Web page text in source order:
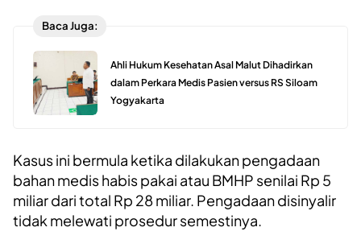
Baca Juga:
Ahli Hukum Kesehatan Asal Malut Dihadirkan
dalam Perkara Medis Pasien versus RS Siloam
Yogyakarta
Kasus ini bermula ketika dilakukan pengadaan
bahan medis habis pakai atau BMHP senilai Rp 5
miliar dari total Rp 28 miliar. Pengadaan disinyalir
tidak melewati prosedur semestinya.